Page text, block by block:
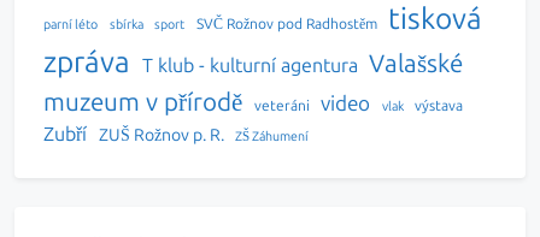
parní léto sbírka sport SVČ Rožnov pod Radhostěm
tisková
zpráva
T klub - kulturní agentura Valašské
muzeum v přírodě
veteráni video vlak výstava
Zubří ZUŠ Rožnov p. R. ZŠ Záhumení